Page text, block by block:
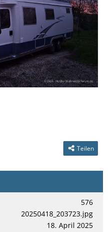
Teilen
576
20250418_203723.jpg
18. April 2025